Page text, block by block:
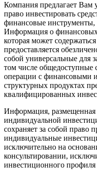
Компания предлагает Вам
право инвестировать
финансовые инструменты,
Информация о
которая может
предоставляется
собой универсальные для
том числе общедоступные
операции с финансовыми
структурных продуктах
квалифицированных
Информация, размещенная
индивидуальной
сохраняет за собой право
индивидуальные
исключительно на
консультировании,
инвестиционного